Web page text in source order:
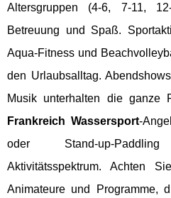
Altersgruppen (4-6, 7-11,
Betreuung und Spaß.
Aqua-Fitness und
den Urlaubsalltag.
Musik unterhalten die ganze
Frankreich Wassersport-
oder Stand-up-
Aktivitätsspektrum. Achten
Animateure und Programme,